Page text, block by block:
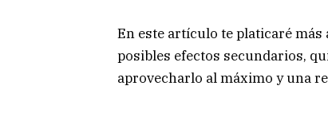
En este artículo te platicaré más
posibles efectos secundarios,
aprovecharlo al máximo y una